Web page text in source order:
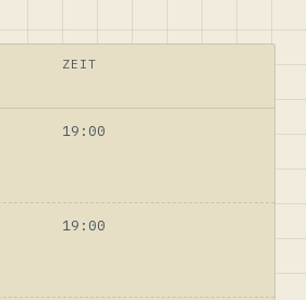
ZEIT
19:00
19:00